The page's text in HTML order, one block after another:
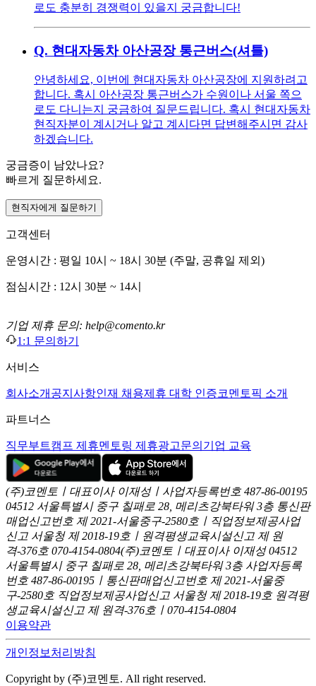
로도 충분히 경쟁력이 있을지 궁금합니다!
Q. 현대자동차 아산공장 통근버스(셔틀)
안녕하세요, 이번에 현대자동차 아산공장에 지원하려고
합니다. 혹시 아산공장 통근버스가 수원이나 서울 쪽으
로도 다니는지 궁금하여 질문드립니다. 혹시 현대자동차
현직자분이 계시거나 알고 계시다면 답변해주시면 감사
하겠습니다.
궁금증이 남았나요?
빠르게 질문하세요.
현직자에게 질문하기
고객센터
운영시간 : 평일 10시 ~ 18시 30분 (주말, 공휴일 제외)
점심시간 : 12시 30분 ~ 14시
기업 제휴 문의: help@comento.kr
1:1 문의하기
서비스
회사소개 공지사항인재 채용제휴 대학 인증코멘토픽 소개
파트너스
직무부트캠프 제휴멘토링 제휴광고문의 기업 교육
(주)코멘토ㅣ대표이사 이재성ㅣ사업자등록번호 487-86-00195
04512 서울특별시 중구 칠패로 28, 메리츠강북타워 3층 통신판
매업신고번호 제 2021-서울중구-2580호ㅣ직업정보제공사업
신고 서울청 제 2018-19호ㅣ원격평생교육시설신고 제 원
격-376호 070-4154-0804(주)코멘토ㅣ대표이사 이재성 04512
서울특별시 중구 칠패로 28, 메리츠강북타워 3층 사업자등록
번호 487-86-00195ㅣ통신판매업신고번호 제 2021-서울중
구-2580호 직업정보제공사업신고 서울청 제 2018-19호 원격평
생교육시설신고 제 원격-376호ㅣ070-4154-0804
이용약관
개인정보처리방침
Copyright by (주)코멘토. All right reserved.